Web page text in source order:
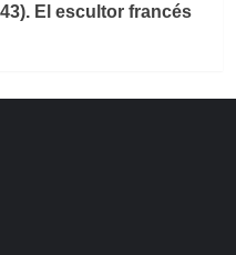
El escultor francés